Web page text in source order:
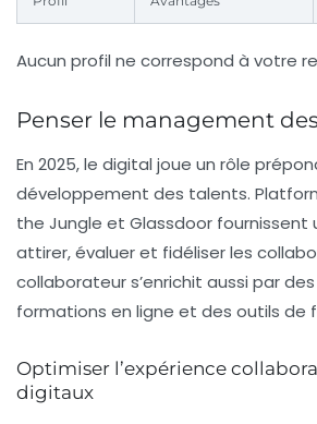
Aucun profil ne correspond à votre
Penser le management
En 2025, le digital joue un rôle
développement des talents.
the Jungle et Glassdoor fournissent
attirer, évaluer et fidéliser les
collaborateur s’enrichit aussi par
formations en ligne et des outils de
Optimiser l’expérience
digitaux